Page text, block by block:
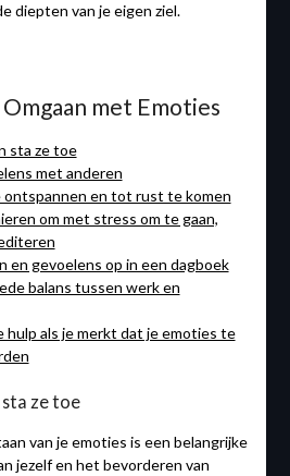
diepten van je eigen ziel.
met Emoties
sta ze toe
met anderen
ontspannen en tot rust te komen
om met stress om te gaan,
en gevoelens op in een dagboek
balans tussen werk en
hulp als je merkt dat je emoties te
ze toe
van je emoties is een belangrijke
jezelf en het bevorderen van